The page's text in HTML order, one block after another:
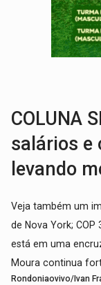
COLUNA
salários e
levando
Veja também um
de Nova York;
está em uma
Moura continua
Rondoniaovivo/Ivan